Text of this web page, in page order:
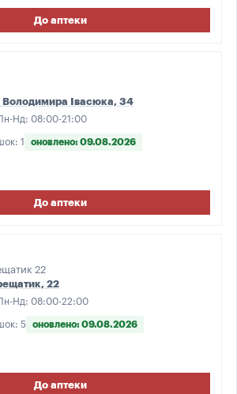
До аптеки
Володимира Івасюка, 34
Нд: 08:00-21:00
1 оновлено: 09.08.2026
До аптеки
22
22
Нд: 08:00-22:00
5 оновлено: 09.08.2026
До аптеки